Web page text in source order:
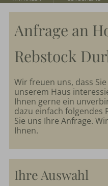
Durbach
&
Umgebung
Anfrage an
Rebstock
Wir freuen uns, dass
unserem Haus
Ihnen gerne ein
dazu einfach folgendes
Sie uns Ihre Anfrage.
Ihnen.
Ihre Auswahl